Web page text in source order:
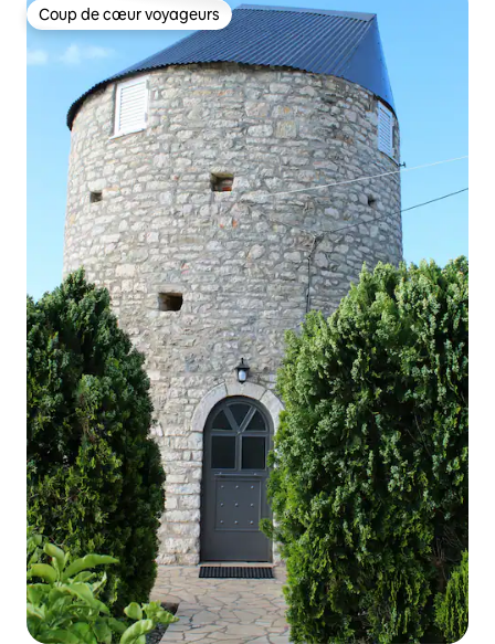
Coup de cœur voyageurs
Coup de cœur voyageurs